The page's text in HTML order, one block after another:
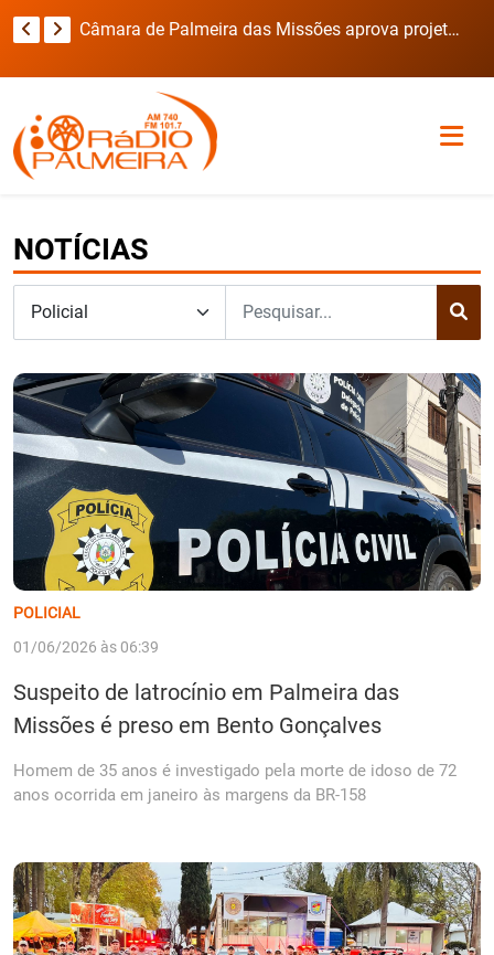
Câmara de Palmeira das Missões aprova projetos para saúde, infraestrutura, educação e cultura
NOTÍCIAS
POLICIAL
01/06/2026 às 06:39
Suspeito de latrocínio em Palmeira das
Missões é preso em Bento Gonçalves
Homem de 35 anos é investigado pela morte de idoso de 72
anos ocorrida em janeiro às margens da BR-158